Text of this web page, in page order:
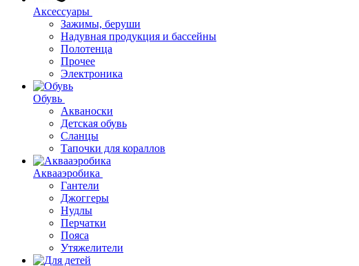
Аксессуары
Зажимы, беруши
Надувная продукция и бассейны
Полотенца
Прочее
Электроника
Обувь
Акваноски
Детская обувь
Сланцы
Тапочки для кораллов
Аквааэробика
Гантели
Джоггеры
Нудлы
Перчатки
Пояса
Утяжелители